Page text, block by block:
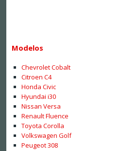
Modelos
Chevrolet Cobalt
Citroen C4
Honda Civic
Hyundai i30
Nissan Versa
Renault Fluence
Toyota Corolla
Volkswagen Golf
Peugeot 308